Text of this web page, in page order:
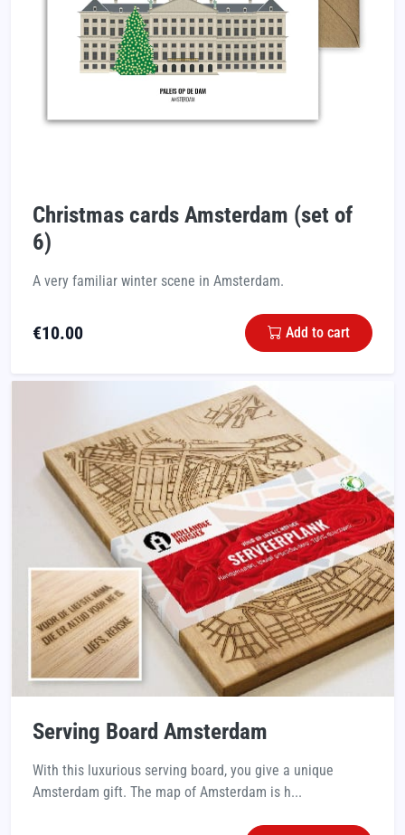
Christmas cards Amsterdam (set of
6)
A very familiar winter scene in Amsterdam.
€10.00 Add to cart
Serving Board Amsterdam
With this luxurious serving board, you give a unique
Amsterdam gift. The map of Amsterdam is h...